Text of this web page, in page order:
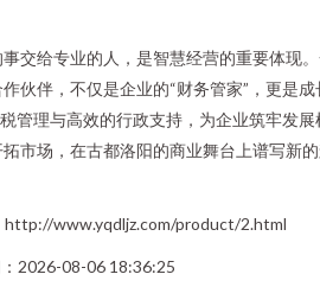
交给专业的人，是智慧经营的重要体现
伙伴，不仅是企业的“财务管家”，更是成
管理与高效的行政支持，为企业筑牢发展
市场，在古都洛阳的商业舞台上谱写新
http://www.yqdljz.com/product/2.html
2026-08-06 18:36:25